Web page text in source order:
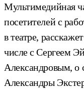
Мультимедийная
посетителей с
в театре,
числе с Сергеем
Александровым, о
Александры